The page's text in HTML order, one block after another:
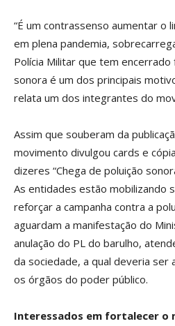
“É um contrassenso aumentar o
em plena pandemia,
Polícia Militar que tem
sonora é um dos principais
relata um dos integrantes do
Assim que souberam da
movimento divulgou cards e
dizeres “Chega de poluição
As entidades estão mobilizando
reforçar a campanha contra a
aguardam a manifestação do
anulação do PL do barulho,
da sociedade, a qual deveria
os órgãos do poder público.
Interessados em fortalecer o